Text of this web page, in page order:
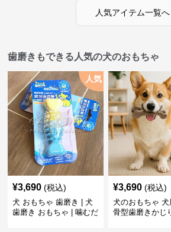
人気アイテム一覧へ
歯磨きもできる人気の犬のおもちゃ
人気
¥3,690 (税込)
犬 おもちゃ 歯磨き | 犬
歯磨き おもちゃ | 噛むだ
¥3,690 (税込)
犬のおもちゃ 犬
骨型歯磨きかじ